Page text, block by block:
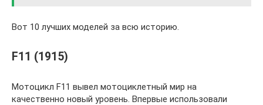
Вот 10 лучших моделей за всю историю.
F11 (1915)
Мотоцикл F11 вывел мотоциклетный мир на
качественно новый уровень. Впервые использовали